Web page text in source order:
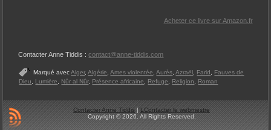
Acheter ce livre sur Amazon.fr
Contacter Anne Tiddis :contact@anne-tiddis.com
Marqué avec Alger,Algérie ,Ames violentée ,Aurès ,Azraël Farid
Fauves de
Dieu, Lumière, Nûr al Nûr, Présence africaine, Refuge, Religion, Roman
Contacter Anne Tiddis|
LContacter le webmestre
Copyright © 2026. All Rights Reserved.